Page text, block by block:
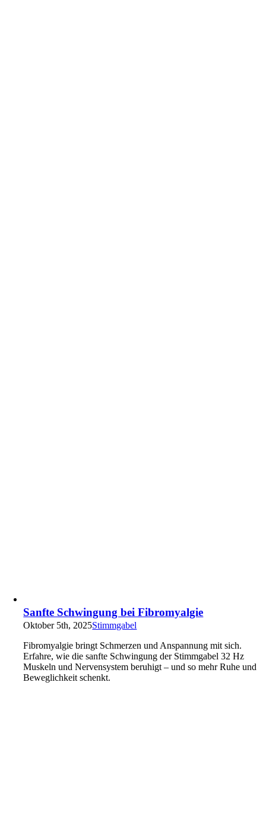
Sanfte Schwingung bei Fibromyalgie
Oktober 5th, 2025Stimmgabel
Fibromyalgie bringt Schmerzen und Anspannung mit sich.
Erfahre, wie die sanfte Schwingung der Stimmgabel 32 Hz
Muskeln und Nervensystem beruhigt – und so mehr Ruhe und
Beweglichkeit schenkt.